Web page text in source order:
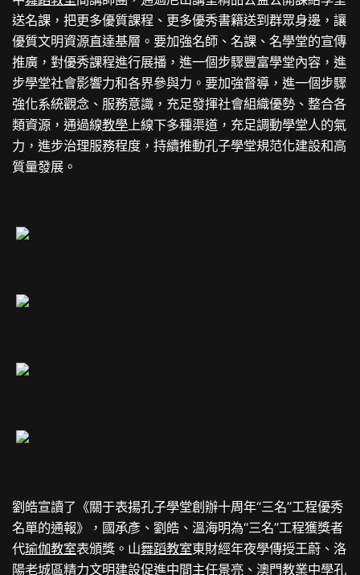
送名課，把更多優質課程、更多優秀書籍送到群眾身邊，讓
優質文明資源直達基層。要加強名師、名課、名學堂的宣傳
推廣，對優秀課程進行展播，進一個步驟豐富學堂內容，進
步學堂社會影響力和各界參與力。要加強督導，進一個步驟
強化系統觀念、服務意識，充足發揮社會組織優勢、整合各
類資源，通過線教學上線下多種渠道，充足調動學堂人的氣
力，進步治理服務程度，持續推動孔子學堂規范化建設和高
質量發展。
劉皓宣讀了《關于表揚孔子學堂創辦十周年“三名”工程優秀
名單的通報》，國承彥、劉皓、溫海明為“三名”工程獲獎者
代瑜伽教室表頒獎。山舞蹈教室東財經年夜學傳授王蔚、洛
陽老城區精力文明建設促進中間主任景亮、澳門教業中學孔